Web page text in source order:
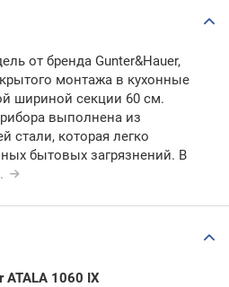
от бренда Gunter&Hauer,
монтажа в кухонные
шириной секции 60 см.
выполнена из
стали, которая легко
бытовых загрязнений. В
ATALA 1060 IX